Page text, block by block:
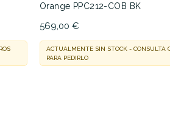
Orange PPC212-COB BK
569,00 €
ACTUALMENTE SIN STOCK - CONSULTA
PARA PEDIRLO